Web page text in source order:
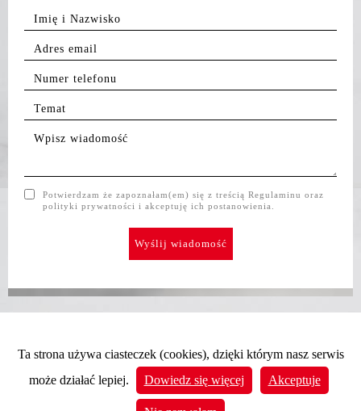
Potwierdzam że zapoznałam(em) się z treścią Regulaminu oraz
polityki prywatności i akceptuję ich postanowienia.
Ta strona używa ciasteczek (cookies), dzięki którym nasz serwis
może działać lepiej.
Dowiedz się więcej Akceptuje